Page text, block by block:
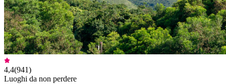
4,4(941)
Luoghi da non perdere